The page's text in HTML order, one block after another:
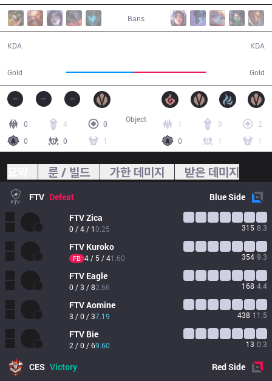
Bans
KDA
Gold Gold
KDA
0 4
0
0
0 1
1 9
2
0
1 1
Object
룬 / 빌드 가한 데미지 받은 데미지
FTV Defeat BlueSide
FTVZica
0 / 4 / 10.25 315 8.3
FTV Kuroko
FB 4 / 5 / 41.60 354 9.3
FTV Eagle
0 / 3 / 82.66 168 4.4
FTVAomine
3 / 0 / 37.19 438 11.5
FTV Bie
2 / 0 / 69.60 13 0.3
CES Victory RedSide